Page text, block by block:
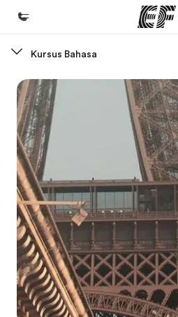
Selamat datang di EF
Daftar program
Lihat semua program
Kantor dan sekolah
Kantor terdekat
Tentang kami
Cerita kami
Karir
Bergabung dengan tim kami
Kursus Bahasa